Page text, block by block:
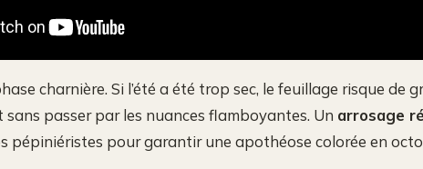
charnière. Si l’été a été trop sec, le feuillage risque de
passer par les nuances flamboyantes. Un arrosage
pépiniéristes pour garantir une apothéose colorée en